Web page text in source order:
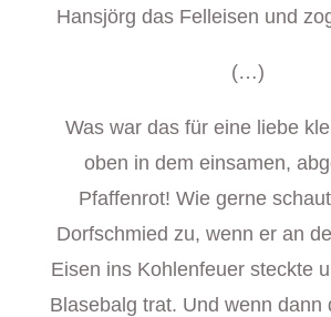
Hansjörg das Felleisen und
(…)
Was war das für eine liebe
oben in dem einsamen,
Pfaffenrot! Wie gerne
Dorfschmied zu, wenn er an
Eisen ins Kohlenfeuer steckte
Blasebalg trat. Und wenn dann